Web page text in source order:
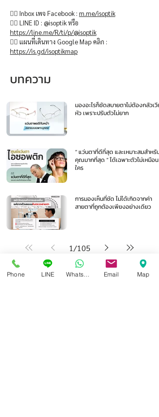
👉🏻 Inbox เพจ Facebook : m.me/isoptik
👉🏻 LINE ID : @isoptik หรือ
https://line.me/R/ti/p/@isoptik
👉🏻 แผนที่เดินทาง Google Map คลิก :
https://is.gd/isoptikmap
บทความ
มองอะไรก็ชัดสบายตาไม่ต้องกลัวเวีย
หัว เพราะปรับตัวไม่ยาก
“ แว่นตาที่ดีที่สุด และเหมาะสมสำหรับ
คุณมากที่สุด ” ได้เฉพาะตัวไม่เหมือน
ใคร
การมองเห็นที่ชัด ไม่ได้เกิดจากค่า
สายตาที่ถูกต้องเพียงอย่างเดียว
1/105
Phone LINE Email Map